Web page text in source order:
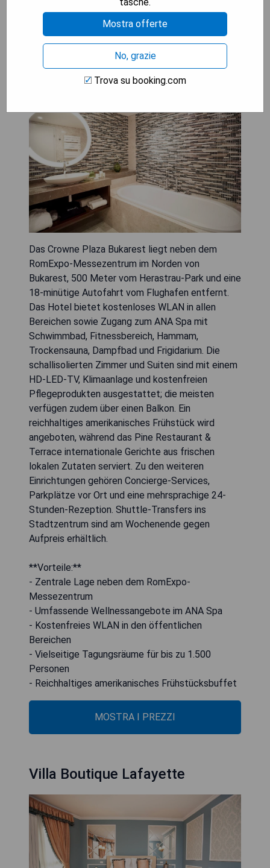
Crowne Plaza Bucharest
Das Crowne Plaza Bukarest liegt neben dem
RomExpo-Messezentrum im Norden von
Bukarest, 500 Meter vom Herastrau-Park und eine
18-minütige Autofahrt vom Flughafen entfernt.
Das Hotel bietet kostenloses WLAN in allen
Bereichen sowie Zugang zum ANA Spa mit
Schwimmbad, Fitnessbereich, Hammam,
Trockensauna, Dampfbad und Frigidarium. Die
schallisolierten Zimmer und Suiten sind mit einem
HD-LED-TV, Klimaanlage und kostenfreien
Pflegeprodukten ausgestattet; die meisten
verfügen zudem über einen Balkon. Ein
reichhaltiges amerikanisches Frühstück wird
angeboten, während das Pine Restaurant &
Terrace internationale Gerichte aus frischen
lokalen Zutaten serviert. Zu den weiteren
Einrichtungen gehören Concierge-Services,
Parkplätze vor Ort und eine mehrsprachige 24-
Stunden-Rezeption. Shuttle-Transfers ins
Stadtzentrum sind am Wochenende gegen
Aufpreis erhältlich.
**Vorteile:**
- Zentrale Lage neben dem RomExpo-
Messezentrum
- Umfassende Wellnessangebote im ANA Spa
- Kostenfreies WLAN in den öffentlichen
Bereichen
- Vielseitige Tagungsräume für bis zu 1.500
Personen
- Reichhaltiges amerikanisches Frühstücksbuffet
MOSTRA I PREZZI
Villa Boutique Lafayette
Mostra offerte
No, grazie
Trova su booking.com